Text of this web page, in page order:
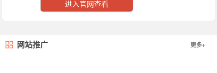
进入官网查看
网站推广 更多+